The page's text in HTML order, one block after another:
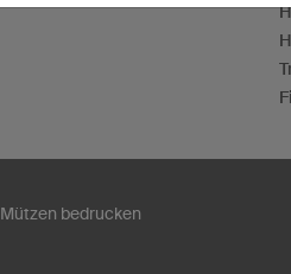
Mützen bedrucken